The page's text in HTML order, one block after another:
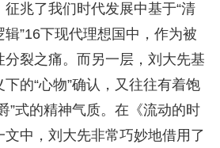
兆了我们时代发展中基于“清
”16下现代理想国中，作为被
裂之痛。而另一层，刘大先基
的“心物”确认，又往往有着饱
”式的精神气质。在《流动的时
中，刘大先非常巧妙地借用了